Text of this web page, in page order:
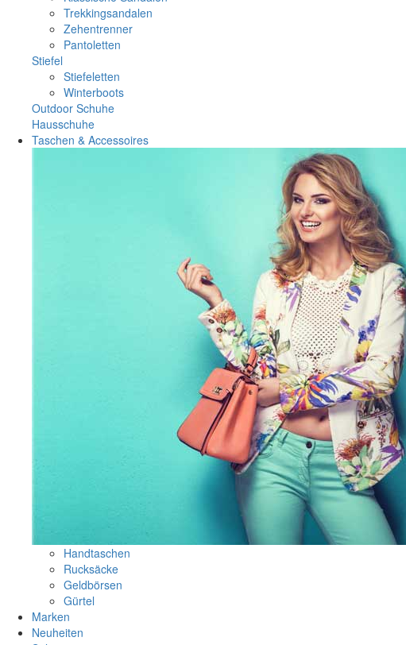
Trekkingsandalen
Zehentrenner
Pantoletten
Stiefel
Stiefeletten
Winterboots
Outdoor Schuhe
Hausschuhe
Taschen & Accessoires
Handtaschen
Rucksäcke
Geldbörsen
Gürtel
Marken
Neuheiten